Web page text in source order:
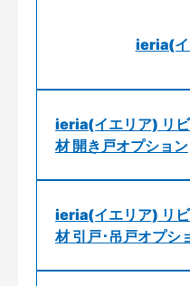
ieria(イ
ieria(イエリア) リ
材 開き戸オプション
ieria(イエリア) リ
材 引戸･吊戸オプシ